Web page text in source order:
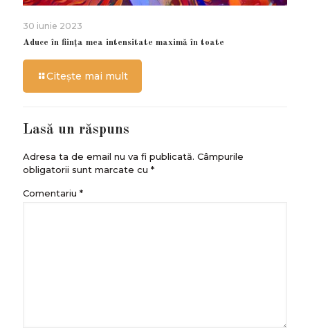
30 iunie 2023
Aduce în ființa mea intensitate maximă în toate
Citește mai mult
Lasă un răspuns
Adresa ta de email nu va fi publicată. Câmpurile
obligatorii sunt marcate cu *
Comentariu *